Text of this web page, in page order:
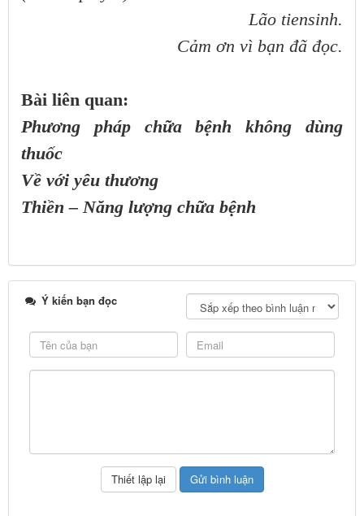
Lão tiensinh.
Cảm ơn vì bạn đã đọc.
Bài liên quan:
Phương pháp chữa bệnh không dùng
thuốc
Về với yêu thương
Thiền – Năng lượng chữa bệnh
Ý kiến bạn đọc